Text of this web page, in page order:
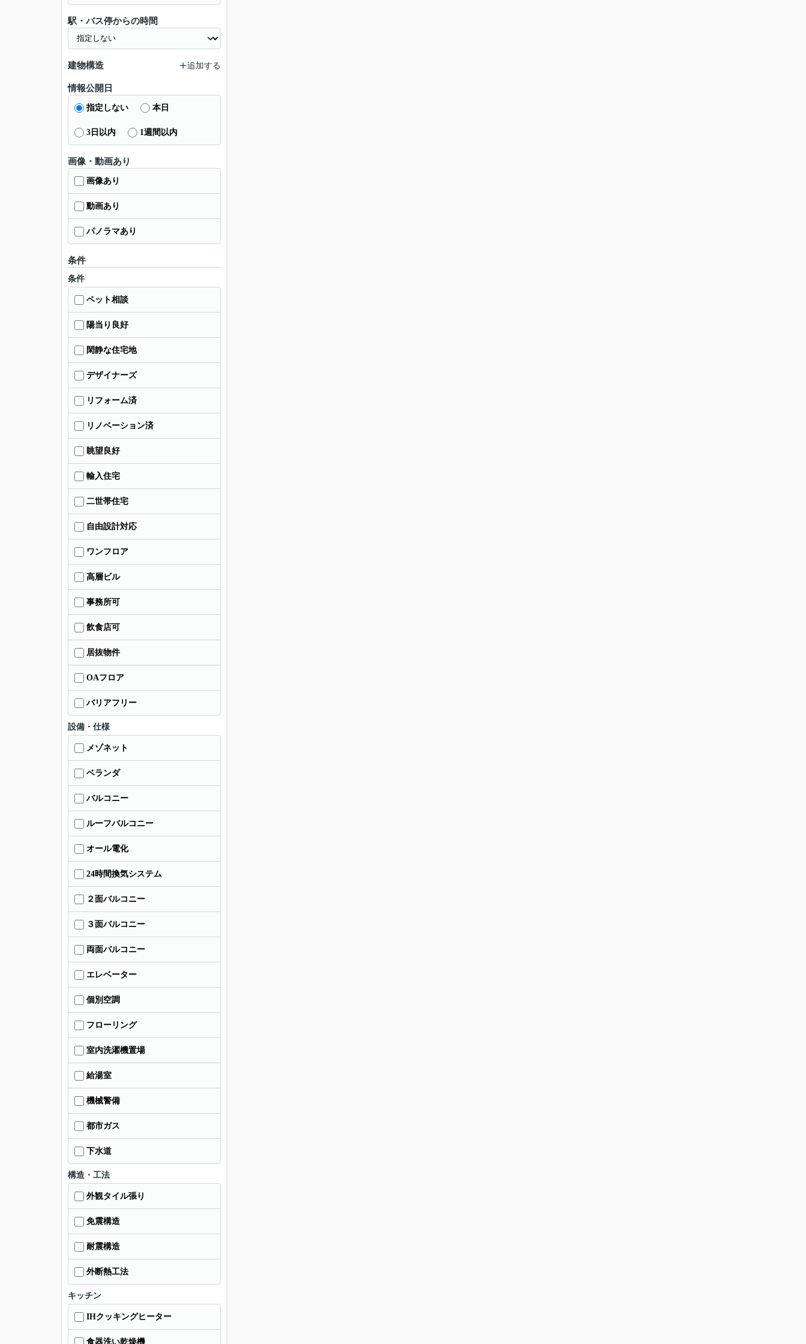
駅・バス停からの時間
建物構造 追加する
情報公開日
指定しない 本日
3日以内 1週間以内
画像・動画あり
画像あり
動画あり
パノラマあり
条件
条件
ペット相談
陽当り良好
閑静な住宅地
デザイナーズ
リフォーム済
リノベーション済
眺望良好
輸入住宅
二世帯住宅
自由設計対応
ワンフロア
高層ビル
事務所可
飲食店可
居抜物件
OAフロア
バリアフリー
設備・仕様
メゾネット
ベランダ
バルコニー
ルーフバルコニー
オール電化
24時間換気システム
２面バルコニー
３面バルコニー
両面バルコニー
エレベーター
個別空調
フローリング
室内洗濯機置場
給湯室
機械警備
都市ガス
下水道
構造・工法
外観タイル張り
免震構造
耐震構造
外断熱工法
キッチン
IHクッキングヒーター
食器洗い乾燥機